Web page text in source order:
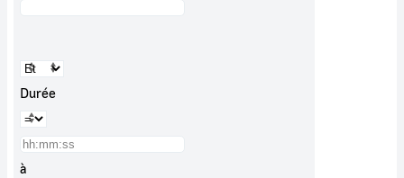
Durée
à